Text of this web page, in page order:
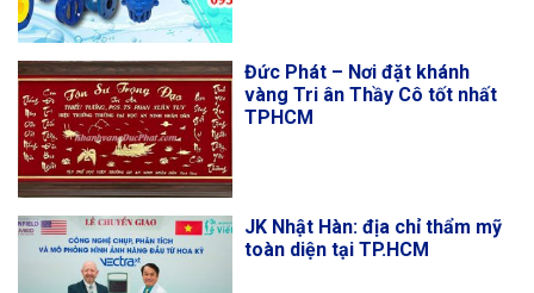
Đức Phát – Nơi đặt khánh
vàng Tri ân Thầy Cô tốt nhất
TPHCM
JK Nhật Hàn: địa chỉ thẩm mỹ
toàn diện tại TP.HCM